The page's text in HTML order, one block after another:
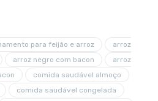
para feijão e arroz
arroz
arroz negro com bacon
arroz
comida saudável almoço
comida saudável congelada